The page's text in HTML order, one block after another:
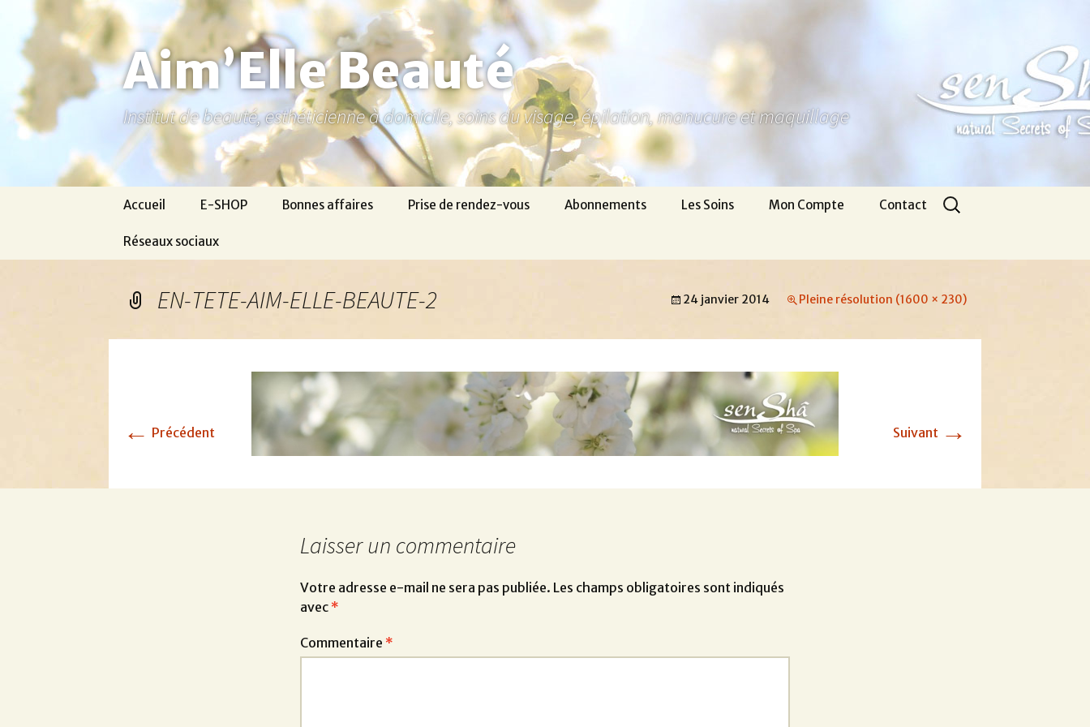
contenu
Aim’Elle Beauté
Institut de beauté, esthéticienne à domicile, soins du visage, épilation, manucure et maquillage
Accueil E-SHOP Bonnes affaires Prise de rendez-vous Abonnements Les Soins Mon Compte Contact
Réseaux sociaux
Rechercher :
EN-TETE-AIM-ELLE-BEAUTE-2 24 janvier 2014 Pleine résolution (1600 × 230)
← Précédent Suivant →
Laisser un commentaire
Votre adresse e-mail ne sera pas publiée. Les champs obligatoires sont indiqués
avec *
Commentaire *